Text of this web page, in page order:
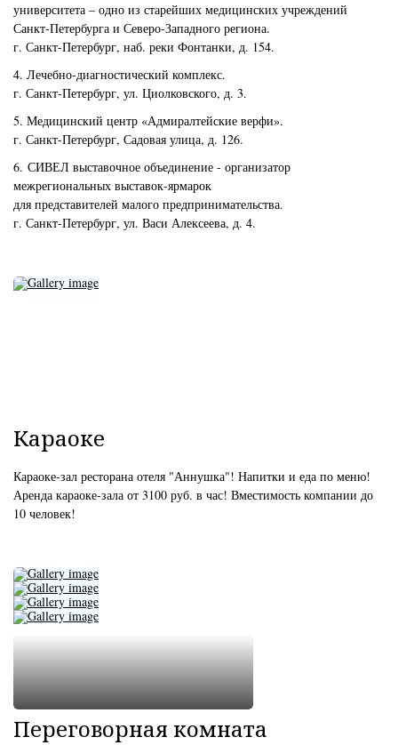
университета – одно из старейших медицинских учреждений
Санкт-Петербурга и Северо-Западного региона.
г. Санкт-Петербург, наб. реки Фонтанки, д. 154.
4. Лечебно-диагностический комплекс.
г. Санкт-Петербург, ул. Циолковского, д. 3.
5. Медицинский центр «Адмиралтейские верфи».
г. Санкт-Петербург, Садовая улица, д. 126.
6. СИВЕЛ выставочное объединение - организатор
межрегиональных выставок-ярмарок
для представителей малого предпринимательства.
г. Санкт-Петербург, ул. Васи Алексеева, д. 4.
Караоке
Караоке-зал ресторана отеля "Аннушка"! Напитки и еда по меню!
Аренда караоке-зала от 3100 руб. в час! Вместимость компании до
10 человек!
Переговорная комната